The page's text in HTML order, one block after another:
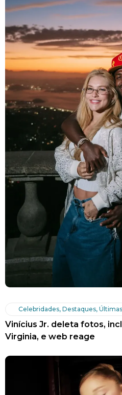
Celebridades, Destaques, Últimas
Vinícius Jr. deleta fotos,
Virginia, e web reage